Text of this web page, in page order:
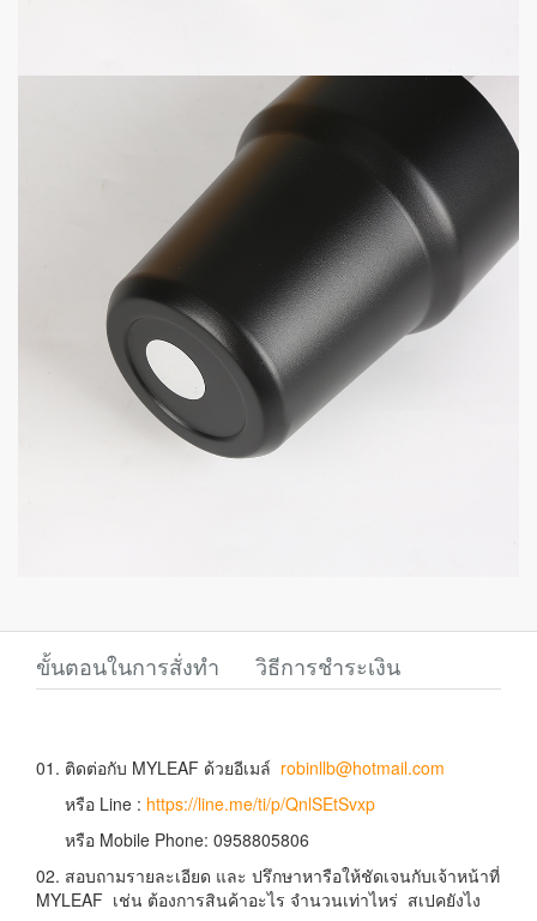
ขั้นตอนในการสั่งทำ วิธีการชำระเงิน
01. ติดต่อกับ MYLEAF ด้วยอีเมล์ robinllb@hotmail.com
หรือ Line : https://line.me/ti/p/QnlSEtSvxp
หรือ Mobile Phone: 0958805806
02. สอบถามรายละเอียด และ ปรึกษาหารือให้ชัดเจนกับเจ้าหน้าที่
MYLEAF เช่น ต้องการสินค้าอะไร จำนวนเท่าไหร่ สเปคยังไง